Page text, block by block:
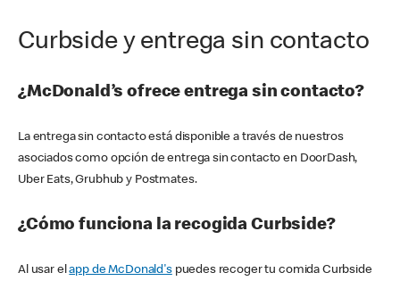
Curbside y entrega sin contacto
¿McDonald’s ofrece entrega sin contacto?
La entrega sin contacto está disponible a través de nuestros
asociados como opción de entrega sin contacto en DoorDash,
Uber Eats, Grubhub y Postmates.
¿Cómo funciona la recogida Curbside?
Al usar elapp de McDonald'spuedes recoger tu comida Curbside